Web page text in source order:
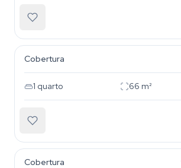
Cobertura
1 quarto 66 m²
Cobertura